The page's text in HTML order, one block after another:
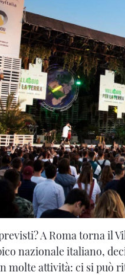
A Roma torna il
nazionale italiano,
molte attività: ci si può